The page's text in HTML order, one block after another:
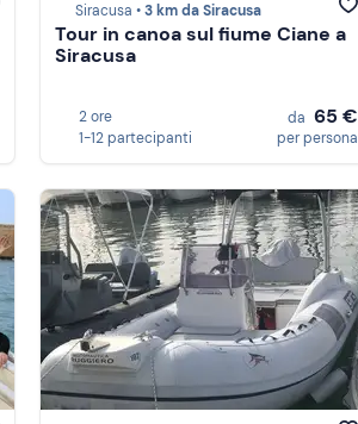
Siracusa •3 km da Siracusa
Tour in canoa sul fiume Ciane a
Siracusa
2 ore
1-12 partecipanti
da 65 €
per persona